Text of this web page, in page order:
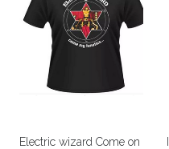
Electric wizard Come on